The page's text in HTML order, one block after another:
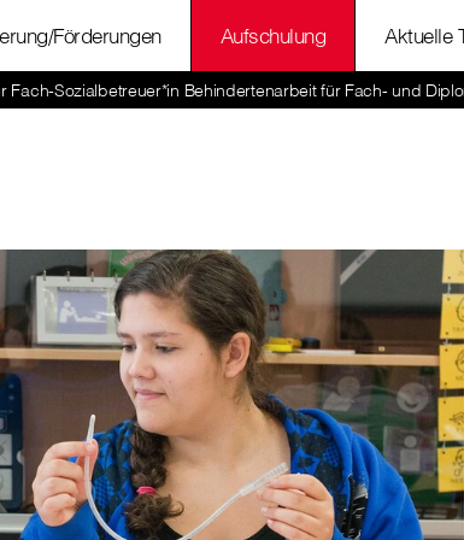
Förderungen Aufschulung Aktuelle
Fach-Sozialbetreuer*in Behindertenarbeit für Fach- und